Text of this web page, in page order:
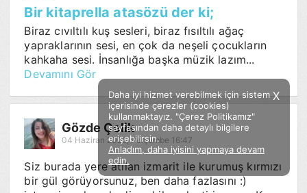
Facebook Twitter Instagram
Sözümoki © 2020 - V.8
Bir kitaprella atasözü der ki;
Biraz cıvıltılı kuş sesleri, biraz fısıltılı ağaç
yapraklarının sesi, en çok da neşeli çocukların
kahkaha sesi. İnsanlığa başka müzik lazım...
Devamını Gör
Gözde Çelik
04 Haziran 2026, Perşembe 16:47
Siz burada yere atılan izmarit ile kurumuş kırmızı
bir gül görüyorsunuz, ben daha fazlasını :)
X
Daha iyi hizmet verebilmek için sistem
içerisinde çerezler (cookies)
kullanmaktayız. "Çerez Politikamız"
sayfasından daha detaylı bilgilere
erişebilirsin.
Anladım, daha iyisini yapmaya devam
edin.